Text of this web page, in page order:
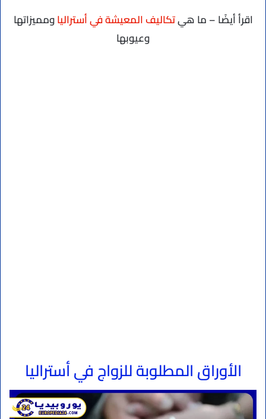
اقرأ أيضًا – ما هيتكاليف المعيشة في أسترالياومميزاتها
وعيوبها
الأوراق المطلوبة للزواج في أستراليا